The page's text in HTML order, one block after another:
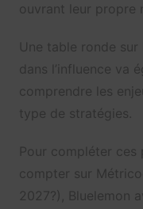
ouvrant leur propre
Une table ronde
dans l’influence va
comprendre les
type de stratégies.
Pour compléter ces
compter sur
2027?), Bluelemon